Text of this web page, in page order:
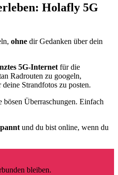
Holafly 5G
ohne dir Gedanken über dein
5G-Internetfür die
Radrouten zu googeln,
Strandfotos zu posten.
bösen Überraschungen. Einfach
und du bist online, wenn du
bleiben.